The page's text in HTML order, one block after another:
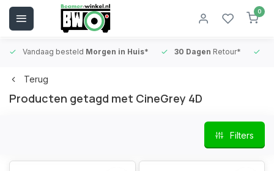
0
Vandaag besteld Morgen in Huis* 30 Dagen Retour*
Terug
Producten getagd met CineGrey 4D
Filters